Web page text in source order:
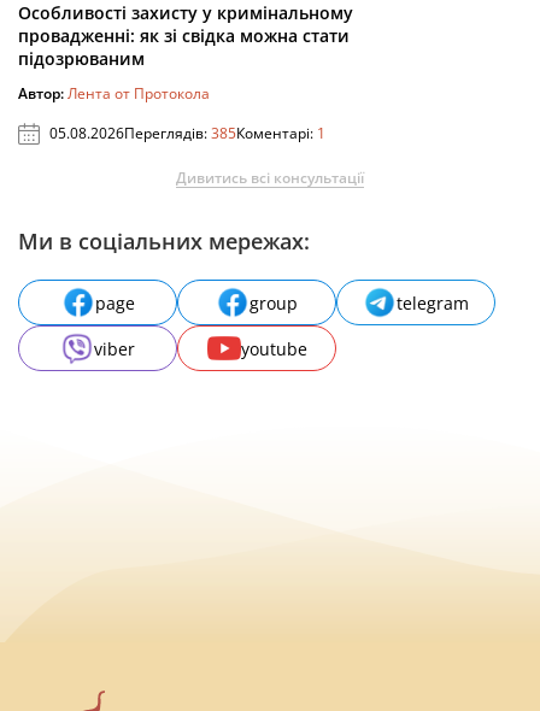
Особливості захисту у кримінальному
провадженні: як зі свідка можна стати
підозрюваним
Автор:Лента от Протокола
05.08.2026Переглядів:385Коментарі: 1
Дивитись всі консультації
Ми в соціальних мережах:
page group
telegram
viber
youtube